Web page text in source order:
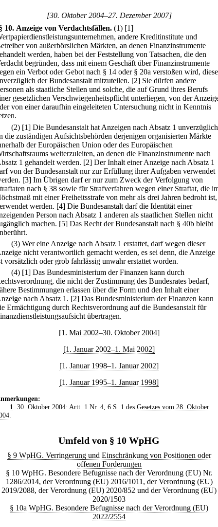
[30. Oktober 2004–27. Dezember 2007]
10. Anzeige von Verdachtsfällen. (1) [1]
andere Kreditinstitute und
von außerbörslichen Märkten, an denen Finanzinstrumente
werden, haben bei der Feststellung von Tatsachen, die den
begründen, dass mit einem Geschäft über Finanzinstrumente
ein Verbot oder Gebot nach § 14 oder § 20a verstoßen wird, diese
der Bundesanstalt mitzuteilen. [2] Sie dürfen andere
als staatliche Stellen und solche, die auf Grund ihres Berufs
gesetzlichen Verschwiegenheitspflicht unterliegen, von der
von einer daraufhin eingeleiteten Untersuchung nicht in Kenntnis
(2) [1] Die Bundesanstalt hat Anzeigen nach Absatz 1 unverzüglich
die zuständigen Aufsichtsbehörden derjenigen organisierten Märkte
der Europäischen Union oder des Europäischen
weiterzuleiten, an denen die Finanzinstrumente nach
1 gehandelt werden. [2] Der Inhalt einer Anzeige nach Absatz 1
von der Bundesanstalt nur zur Erfüllung ihrer Aufgaben verwendet
[3] Im Übrigen darf er nur zum Zweck der Verfolgung von
nach § 38 sowie für Strafverfahren wegen einer Straftat, die
mit einer Freiheitsstrafe von mehr als drei Jahren bedroht ist,
werden. [4] Die Bundesanstalt darf die Identität einer
Person nach Absatz 1 anderen als staatlichen Stellen nicht
machen. [5] Das Recht der Bundesanstalt nach § 40b bleibt
(3) Wer eine Anzeige nach Absatz 1 erstattet, darf wegen dieser
nicht verantwortlich gemacht werden, es sei denn, die Anzeige
vorsätzlich oder grob fahrlässig unwahr erstattet worden.
(4) [1] Das Bundesministerium der Finanzen kann durch
die nicht der Zustimmung des Bundesrates bedarf,
Bestimmungen erlassen über die Form und den Inhalt einer
nach Absatz 1. [2] Das Bundesministerium der Finanzen kann
Ermächtigung durch Rechtsverordnung auf die Bundesanstalt für
übertragen.
[1. Mai 2002–30. Oktober 2004]
[1. Januar 2002–1. Mai 2002]
[1. Januar 1998–1. Januar 2002]
[1. Januar 1995–1. Januar 1998]
1
. 30. Oktober 2004: Artt. 1 Nr. 4, 6 S. 1 des Gesetzes vom 28. Oktober
Umfeld von § 10 WpHG
§ 9 WpHG. Verringerung und Einschränkung von Positionen oder
offenen Forderungen
§ 10 WpHG. Besondere Befugnisse nach der Verordnung (EU) Nr.
1286/2014, der Verordnung (EU) 2016/1011, der Verordnung (EU)
2019/2088, der Verordnung (EU) 2020/852 und der Verordnung (EU)
2020/1503
§ 10a WpHG. Besondere Befugnisse nach der Verordnung (EU)
2022/2554